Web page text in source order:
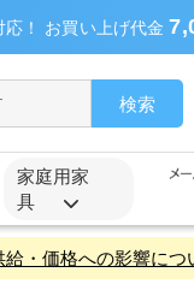
応！ お買い上げ代金
検索
家庭用家
具
・価格への影響につ